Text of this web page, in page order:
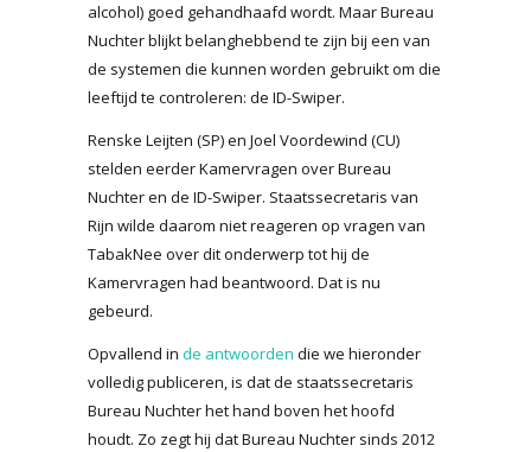
alcohol) goed gehandhaafd wordt. Maar Bureau
Nuchter blijkt belanghebbend te zijn bij een van
de systemen die kunnen worden gebruikt om die
leeftijd te controleren: de ID-Swiper.
Renske Leijten (SP) en Joel Voordewind (CU)
stelden eerder Kamervragen over Bureau
Nuchter en de ID-Swiper. Staatssecretaris van
Rijn wilde daarom niet reageren op vragen van
TabakNee over dit onderwerp tot hij de
Kamervragen had beantwoord. Dat is nu
gebeurd.
Opvallend in de antwoorden die we hieronder
volledig publiceren, is dat de staatssecretaris
Bureau Nuchter het hand boven het hoofd
houdt. Zo zegt hij dat Bureau Nuchter sinds 2012